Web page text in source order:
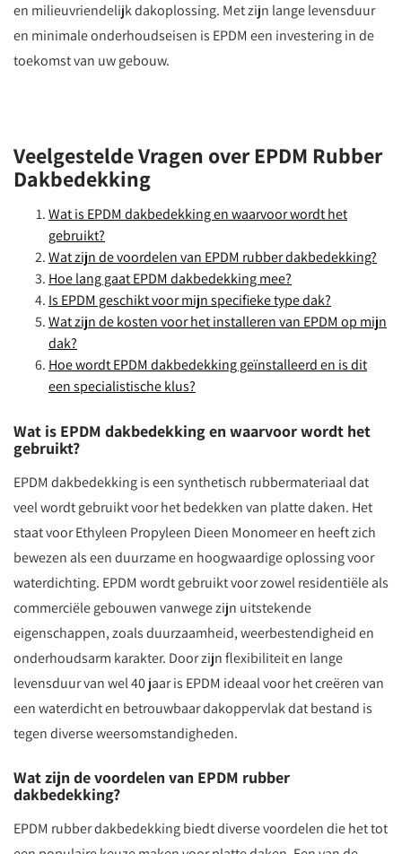
en milieuvriendelijk dakoplossing. Met zijn lange levensduur
en minimale onderhoudseisen is EPDM een investering in de
toekomst van uw gebouw.
Veelgestelde Vragen over EPDM Rubber
Dakbedekking
Wat is EPDM dakbedekking en waarvoor wordt het
gebruikt?
Wat zijn de voordelen van EPDM rubber dakbedekking?
Hoe lang gaat EPDM dakbedekking mee?
Is EPDM geschikt voor mijn specifieke type dak?
Wat zijn de kosten voor het installeren van EPDM op mijn
dak?
Hoe wordt EPDM dakbedekking geïnstalleerd en is dit
een specialistische klus?
Wat is EPDM dakbedekking en waarvoor wordt het
gebruikt?
EPDM dakbedekking is een synthetisch rubbermateriaal dat
veel wordt gebruikt voor het bedekken van platte daken. Het
staat voor Ethyleen Propyleen Dieen Monomeer en heeft zich
bewezen als een duurzame en hoogwaardige oplossing voor
waterdichting. EPDM wordt gebruikt voor zowel residentiële als
commerciële gebouwen vanwege zijn uitstekende
eigenschappen, zoals duurzaamheid, weerbestendigheid en
onderhoudsarm karakter. Door zijn flexibiliteit en lange
levensduur van wel 40 jaar is EPDM ideaal voor het creëren van
een waterdicht en betrouwbaar dakoppervlak dat bestand is
tegen diverse weersomstandigheden.
Wat zijn de voordelen van EPDM rubber
dakbedekking?
EPDM rubber dakbedekking biedt diverse voordelen die het tot